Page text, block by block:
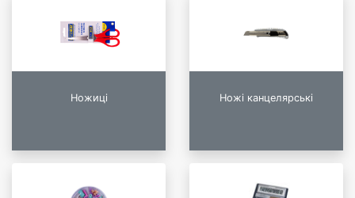
Ножиці Ножі канцелярські